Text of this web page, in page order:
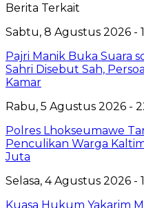
Berita Terkait
Sabtu, 8 Agustus 2026 -
Pajri Manik Buka Suara
Sahri Disebut Sah,
Kamar
Rabu, 5 Agustus 2026 -
Polres Lhokseumawe
Penculikan Warga
Juta
Selasa, 4 Agustus 2026 -
Kuasa Hukum Yakarim